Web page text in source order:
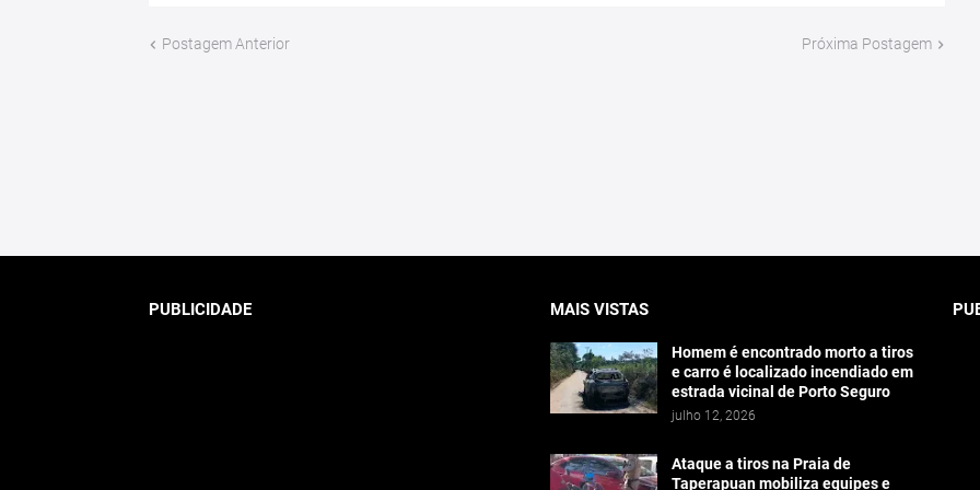
Postagem Anterior Próxima Postagem
PUBLICIDADE MAIS VISTAS
Homem é encontrado morto a tiros
e carro é localizado incendiado em
estrada vicinal de Porto Seguro
julho 12, 2026
Ataque a tiros na Praia de
Taperapuan mobiliza equipes e